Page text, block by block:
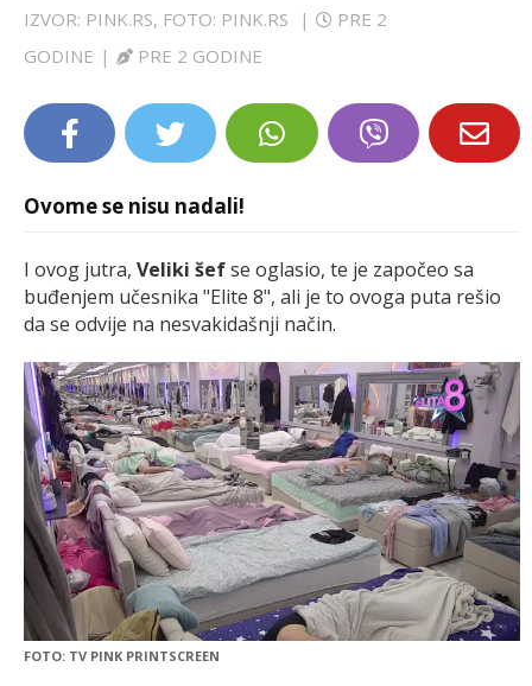
IZVOR: PINK.RS, FOTO: PINK.RS |
PRE 2
GODINE | PRE 2 GODINE
Ovome se nisu nadali!
I ovog jutra, Veliki šefse oglasio, te je započeo sa
buđenjem učesnika "Elite 8", ali je to ovoga puta rešio
da se odvije na nesvakidašnji način.
FOTO: TV PINK PRINTSCREEN